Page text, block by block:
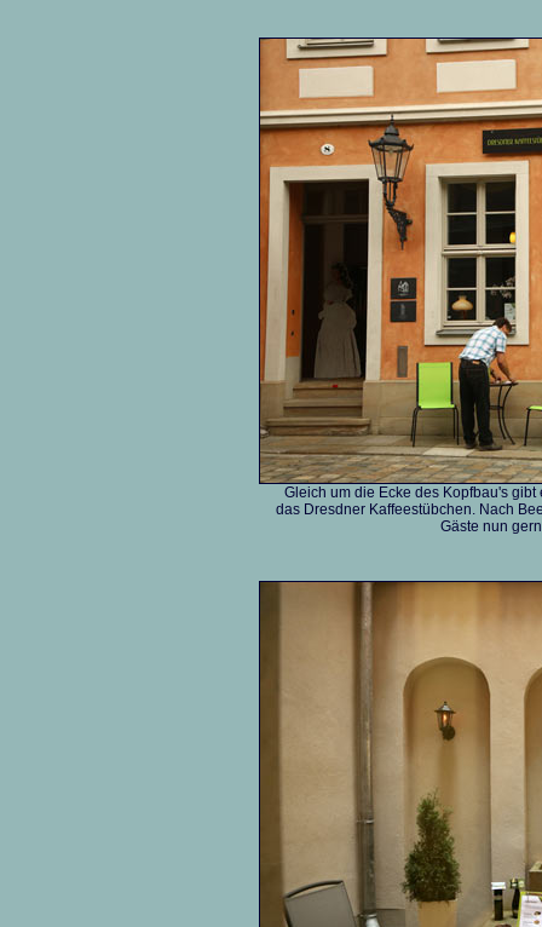
Gleich um die Ecke des Kopfbau's
das Dresdner Kaffeestübchen. Nach
Gäste nun